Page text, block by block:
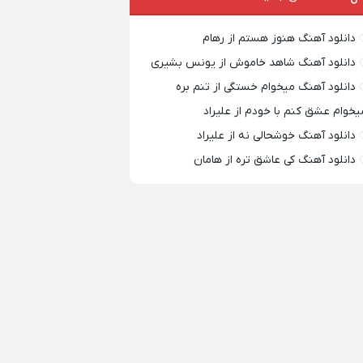
دانلود آهنگ هنوز هستم از رهام
دانلود آهنگ شاهد خاموش از یونس بشیری
دانلود آهنگ میخوام خستگی از تنم بره
عشق کنم با خودم از علیراد
دانلود آهنگ خوشحالی نه از علیراد
دانلود آهنگ کی عاشق تره از هامان